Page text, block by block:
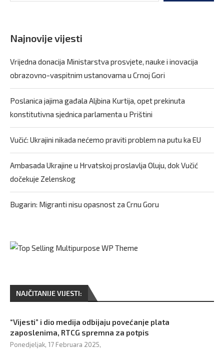
Najnovije vijesti
Vrijedna donacija Ministarstva prosvjete, nauke i inovacija
obrazovno-vaspitnim ustanovama u Crnoj Gori
Poslanica jajima gađala Aljbina Kurtija, opet prekinuta
konstitutivna sjednica parlamenta u Prištini
Vučić: Ukrajini nikada nećemo praviti problem na putu ka EU
Ambasada Ukrajine u Hrvatskoj proslavlja Oluju, dok Vučić
dočekuje Zelenskog
Bugarin: Migranti nisu opasnost za Crnu Goru
NAJČITANIJE VIJESTI:
“Vijesti” i dio medija odbijaju povećanje plata
zaposlenima, RTCG spremna za potpis
Ponedjeljak, 17 Februara 2025,